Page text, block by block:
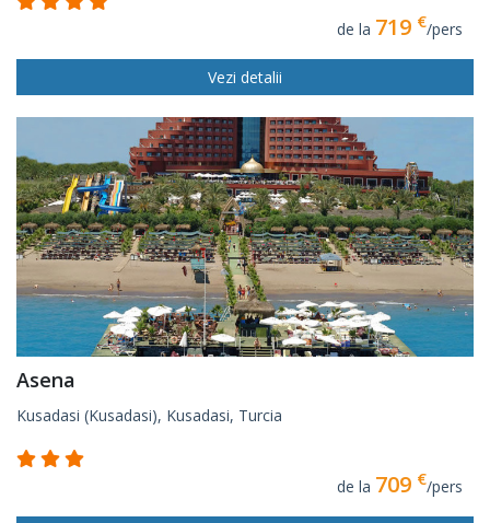
de la 719 €/pers
Vezi detalii
Asena
Kusadasi (Kusadasi), Kusadasi, Turcia
de la 709 €/pers